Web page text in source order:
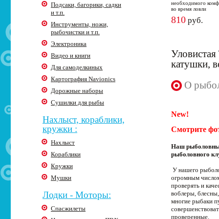
Подсаки, багорики, садки
и т.п.
Инструменты, ножи,
рыбочистки и т.п.
Электроника
Видео и книги
Для самоделкиных
Картография Navionics
Дорожные наборы
Сушилки для рыбы
Нахлыст, кораблики,
кружки :
Нахлыст
Кораблики
Кружки
Мушки
Лодки - Моторы:
Спасжилеты
необходимого
во время ловли
810 руб.
катушки,
О
New!
Смотрите
Наш
рыболовного
У нашего
огромным
проверять и
воблеры,
многие рыбаки
проверенные.